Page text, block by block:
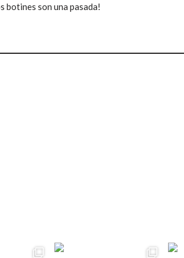
botines son una pasada!